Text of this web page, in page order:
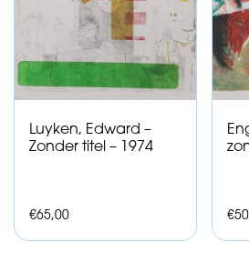
Luyken, Edward –
Zonder titel – 1974
€65,00 €